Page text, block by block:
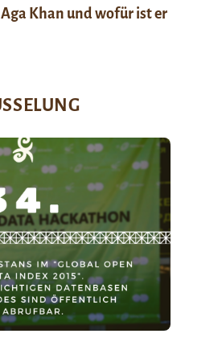
Khan und wofür ist er